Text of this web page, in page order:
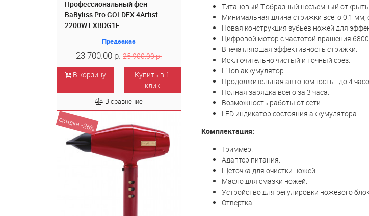
Профессиональный фен
BaByliss Pro GOLDFX 4Artist
2200W FXBDG1E
Предзаказ
23 700.00 р. 25 900.00 р.
В корзину
Купить в 1
клик
В сравнение
скидка -26%
Титановый Т-образный несъемный
Минимальная длина стрижки всего 0.1 мм,
Новая конструкция зубьев ножей для
Цифровой мотор с частотой вращения
Впечатляющая эффективность стрижки.
Исключительно чистый и точный срез.
Li-Ion аккумулятор.
Продолжительная автономность - до 4
Полная зарядка всего за 3 часа.
Возможность работы от сети.
LED индикатор состояния аккумулятора.
Комплектация:
Триммер.
Адаптер питания.
Щеточка для очистки ножей.
Масло для смазки ножей.
Устройство для регулировки ножевого
Отвертка.